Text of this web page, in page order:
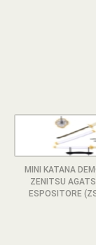
MINI KATANA
ZENITSU
ESPOSITORE